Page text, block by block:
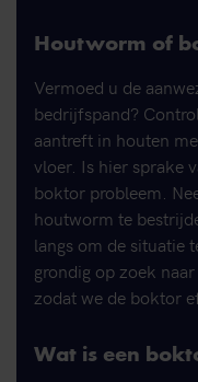
Houtworm of
Vermoed u de
bedrijfspand?
aantreft in houten
vloer. Is hier sprake
boktor probleem.
houtworm te
langs om de situatie
grondig op zoek
zodat we de boktor
Wat is een